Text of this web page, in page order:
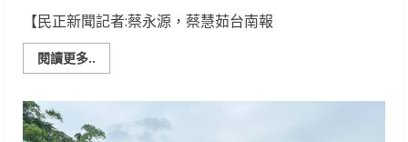
【民正新聞記者:蔡永源，蔡慧茹台南報
閱讀更多..
more
臟